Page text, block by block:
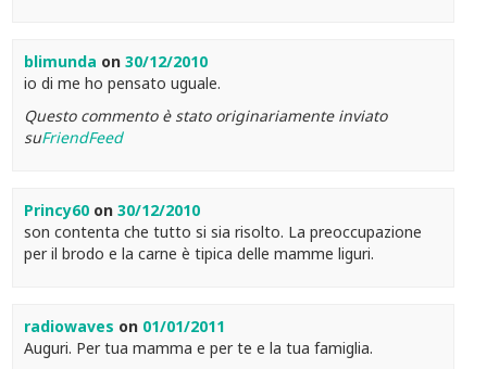
blimunda on 30/12/2010
io di me ho pensato uguale.
Questo commento è stato originariamente inviato
suFriendFeed
Princy60on 30/12/2010
son contenta che tutto si sia risolto. La preoccupazione
per il brodo e la carne è tipica delle mamme liguri.
radiowaves on 01/01/2011
Auguri. Per tua mamma e per te e la tua famiglia.